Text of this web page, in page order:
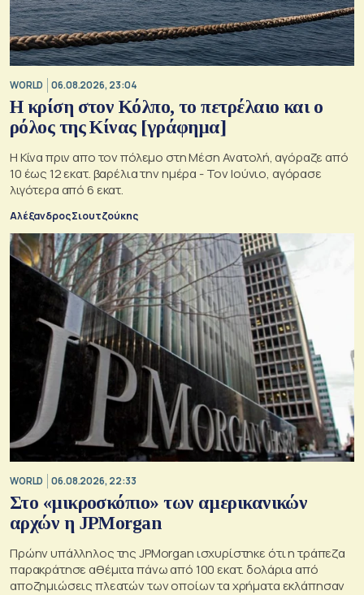
WORLD 06.08.2026, 23:04
Η κρίση στoν Κόλπο, το πετρέλαιο και ο
ρόλος της Κίνας [γράφημα]
Η Κίνα πριν απο τον πόλεμο στη Μέση Ανατολή, αγόραζε από
10 έως 12 εκατ. βαρέλια την ημέρα - Τον Ιούνιο, αγόρασε
λιγότερα από 6 εκατ.
Αλέξανδρος Σιουτζούκης
WORLD 06.08.2026, 22:33
Στο «μικροσκόπιο» των αμερικανικών
αρχών η JPMorgan
Πρώην υπάλληλος της JPMorgan ισχυρίστηκε ότι η τράπεζα
παρακράτησε αθέμιτα πάνω από 100 εκατ. δολάρια από
αποζημιώσεις πλεατών των οποίων τα χρήματα εκλάπησαν